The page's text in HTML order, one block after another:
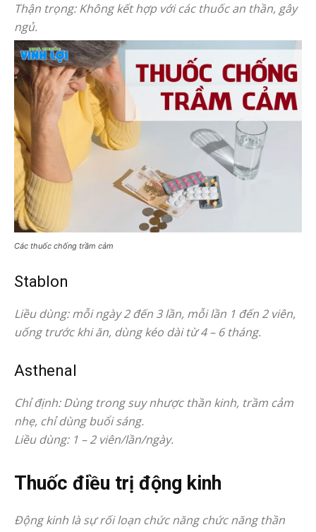
Thận trọng: Không kết hợp với các thuốc an thần, gây
ngủ.
Các thuốc chống trầm cảm
Stablon
Liều dùng: mỗi ngày 2 đến 3 lần, mỗi lần 1 đến 2 viên,
uống trước khi ăn, dùng kéo dài từ 4 – 6 tháng.
Asthenal
Chỉ định: Dùng trong suy nhược thần kinh, trầm cảm
nhẹ, chỉ dùng buổi sáng.
Liều dùng: 1 – 2 viên/lần/ngày.
Thuốc điều trị động kinh
Động kinh là sự rối loạn chức năng chức năng thần